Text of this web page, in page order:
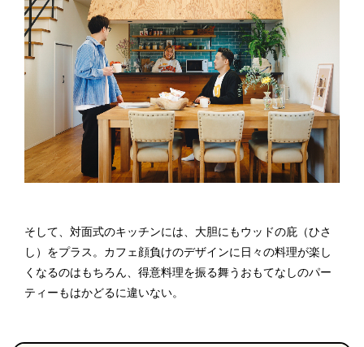
そして、対面式のキッチンには、大胆にもウッドの庇（ひさ
し）をプラス。カフェ顔負けのデザインに日々の料理が楽し
くなるのはもちろん、得意料理を振る舞うおもてなしのパー
ティーもはかどるに違いない。